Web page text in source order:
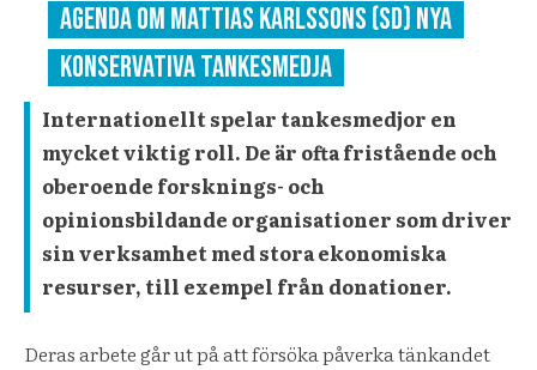
Agenda om Mattias Karlssons (SD) nya
konservativa tankesmedja
Internationellt spelar tankesmedjor en
mycket viktig roll. De är ofta fristående och
oberoende forsknings- och
opinionsbildande organisationer som driver
sin verksamhet med stora ekonomiska
resurser, till exempel från donationer.
Deras arbete går ut på att försöka påverka tänkandet